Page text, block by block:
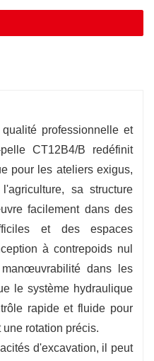
optimisées
la rotation précis,
maîtrise
les opérations de
de portée élevée,
terrassement, au
et à la manutention
professionnelle et
CT12B4/B redéfinit
pour les ateliers exigus,
sa structure
facilement dans des
et des espaces
à contrepoids nul
dans les
le système hydraulique
rapide et fluide pour
rotation précis.
d'excavation, il peut